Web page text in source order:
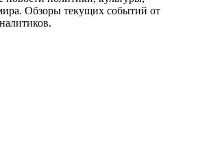
Обзоры текущих событий от